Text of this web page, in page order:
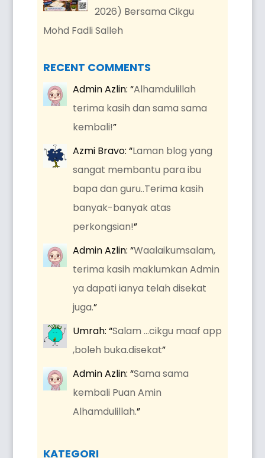
2026) Bersama Cikgu
Mohd Fadli Salleh
RECENT COMMENTS
Admin Azlin: “Alhamdulillah
terima kasih dan sama sama
kembali!”
Azmi Bravo: “Laman blog yang
sangat membantu para ibu
bapa dan guru..Terima kasih
banyak-banyak atas
perkongsian!”
Admin Azlin: “Waalaikumsalam,
terima kasih maklumkan Admin
ya dapati ianya telah disekat
juga.”
Umrah: “Salam …cikgu maaf app
,boleh buka.disekat”
Admin Azlin: “Sama sama
kembali Puan Amin
Alhamdulillah.”
KATEGORI